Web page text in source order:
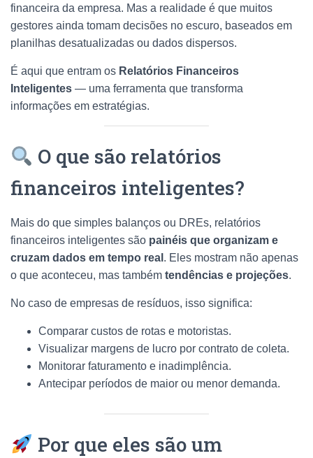
financeira da empresa. Mas a realidade é que muitos
gestores ainda tomam decisões no escuro, baseados em
planilhas desatualizadas ou dados dispersos.
É aqui que entram os Relatórios Financeiros
Inteligentes — uma ferramenta que transforma
informações em estratégias.
O que são relatórios
financeiros inteligentes?
Mais do que simples balanços ou DREs, relatórios
financeiros inteligentes são painéis que organizam e
cruzam dados em tempo real . Eles mostram não apenas
o que aconteceu, mas também tendências e projeções.
No caso de empresas de resíduos, isso significa:
Comparar custos de rotas e motoristas.
Visualizar margens de lucro por contrato de coleta.
Monitorar faturamento e inadimplência.
Antecipar períodos de maior ou menor demanda.
Por que eles são um